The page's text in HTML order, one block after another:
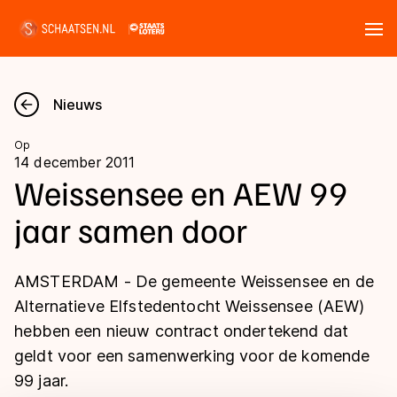
Nieuws
Kalender
Disciplines
Langebaan
Shorttrack
Inlineskaten
Uitslagen
Langebaan
Shorttrack
Marathon
Tijden & historie
Ranglijsten Langebaan
Nieuws
Op
14 december 2011
Weissensee en AEW 99
jaar samen door
AMSTERDAM - De gemeente Weissensee en de
Alternatieve Elfstedentocht Weissensee (AEW)
hebben een nieuw contract ondertekend dat
geldt voor een samenwerking voor de komende
99 jaar.